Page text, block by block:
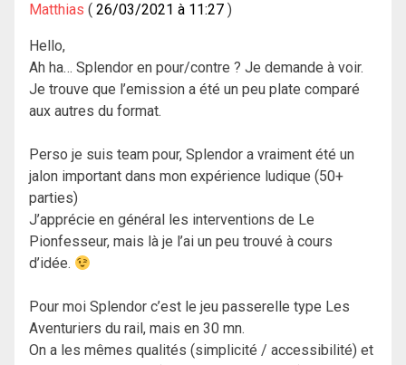
Matthias 26/03/2021 à 11:27
Hello,
Ah ha… Splendor en pour/contre ? Je demande à voir.
Je trouve que l’emission a été un peu plate comparé
aux autres du format.
Perso je suis team pour, Splendor a vraiment été un
jalon important dans mon expérience ludique (50+
parties)
J’apprécie en général les interventions de Le
Pionfesseur, mais là je l’ai un peu trouvé à cours
d’idée.
Pour moi Splendor c’est le jeu passerelle type Les
Aventuriers du rail, mais en 30 mn.
On a les mêmes qualités (simplicité / accessibilité) et